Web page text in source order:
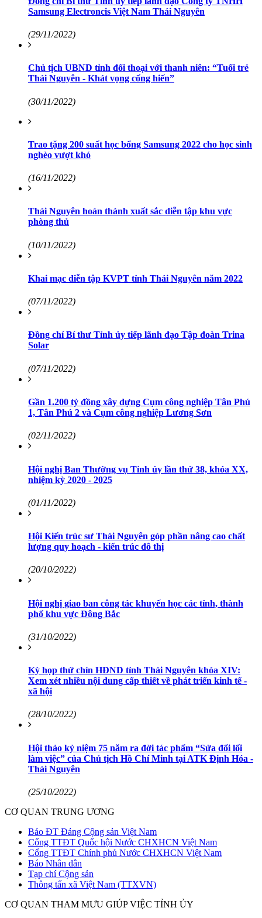
Samsung Electroncis Việt Nam Thái Nguyên
(29/11/2022)
Chủ tịch UBND tỉnh đối thoại với thanh niên: “Tuổi trẻ
Thái Nguyên - Khát vọng cống hiến”
(30/11/2022)
Trao tặng 200 suất học bổng Samsung 2022 cho học sinh
nghèo vượt khó
(16/11/2022)
Thái Nguyên hoàn thành xuất sắc diễn tập khu vực
phòng thủ
(10/11/2022)
Khai mạc diễn tập KVPT tỉnh Thái Nguyên năm 2022
(07/11/2022)
Đồng chí Bí thư Tỉnh ủy tiếp lãnh đạo Tập đoàn Trina
Solar
(07/11/2022)
Gần 1.200 tỷ đồng xây dựng Cụm công nghiệp Tân Phú
1, Tân Phú 2 và Cụm công nghiệp Lương Sơn
(02/11/2022)
Hội nghị Ban Thường vụ Tỉnh ủy lần thứ 38, khóa XX,
nhiệm kỳ 2020 - 2025
(01/11/2022)
Hội Kiến trúc sư Thái Nguyên góp phần nâng cao chất
lượng quy hoạch - kiến trúc đô thị
(20/10/2022)
Hội nghị giao ban công tác khuyến học các tỉnh, thành
phố khu vực Đông Bắc
(31/10/2022)
Kỳ họp thứ chín HĐND tỉnh Thái Nguyên khóa XIV:
Xem xét nhiều nội dung cấp thiết về phát triển kinh tế -
xã hội
(28/10/2022)
Hội thảo kỷ niệm 75 năm ra đời tác phẩm “Sửa đổi lối
làm việc” của Chủ tịch Hồ Chí Minh tại ATK Định Hóa -
Thái Nguyên
(25/10/2022)
CƠ QUAN TRUNG ƯƠNG
Báo ĐT Đảng Cộng sản Việt Nam
Cổng TTĐT Quốc hội Nước CHXHCN Việt Nam
Cổng TTĐT Chính phủ Nước CHXHCN Việt Nam
Báo Nhân dân
Tạp chí Cộng sản
Thông tấn xã Việt Nam (TTXVN)
CƠ QUAN THAM MƯU GIÚP VIỆC TỈNH ỦY